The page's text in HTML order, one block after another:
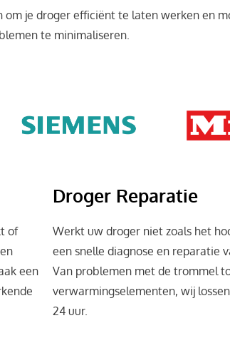
om je droger efficiënt te laten werken en
te minimaliseren.
of
een
Droger Reparatie
Werkt uw droger niet zoals het
een snelle diagnose en reparatie
Van problemen met de trommel
verwarmingselementen, wij
24 uur.